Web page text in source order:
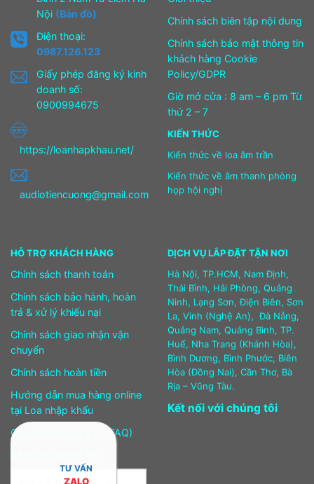
Nội (Bản đồ)
Điện thoại:
0987.126.123
Giấy phép đăng ký kinh
doanh số:
0900994675
https://loanhapkhau.net/
audiotiencuong@gmail.com
Chính sách biên tập nội dung
Chính sách bảo mật thông tin
khách hàng Cookie
Policy/GDPR
Giờ mở cửa : 8 am – 6 pm Từ
thứ 2 – 7
KIẾN THỨC
Kiến thức về loa âm trần
Kiến thức về âm thanh phòng
họp hội nghị
HỖ TRỢ KHÁCH HÀNG
Chính sách thanh toán
Chính sách bảo hành, hoàn
trả & xử lý khiếu nại
Chính sách giao nhận vận
chuyển
Chính sách hoàn tiền
Hướng dẫn mua hàng online
tại Loa nhập khẩu
Câu hỏi thường gặp (FAQ)
DỊCH VỤ LẮP ĐẶT TẬN NƠI
Hà Nội, TP.HCM, Nam Định,
Thái Bình, Hải Phòng, Quảng
Ninh, Lạng Sơn, Điện Biên, Sơn
La, Vinh (Nghệ An), Đà Nẵng,
Quảng Nam, Quảng Bình, TP.
Huế, Nha Trang (Khánh Hòa),
Bình Dương, Bình Phước, Biên
Hòa (Đồng Nai), Cần Thơ, Bà
Rịa – Vũng Tàu.
Kết nối với chúng tôi
TƯ VẤN
ZALO